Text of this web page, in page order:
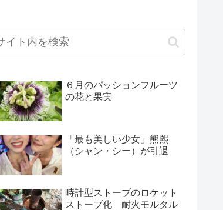
６月のパッションフルーツ
の花と果実
「最も美しい少女」熊熙
（シャン・シー）が引退
時計型ストーブのロケット
ストーブ化 耐火モルタル